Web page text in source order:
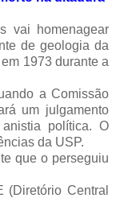
vai homenagear
de geologia da
1973 durante a
a Comissão
um julgamento
política. O
da USP.
que o perseguiu
Central